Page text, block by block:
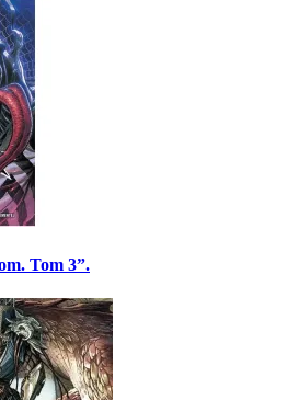
Tom 3”.